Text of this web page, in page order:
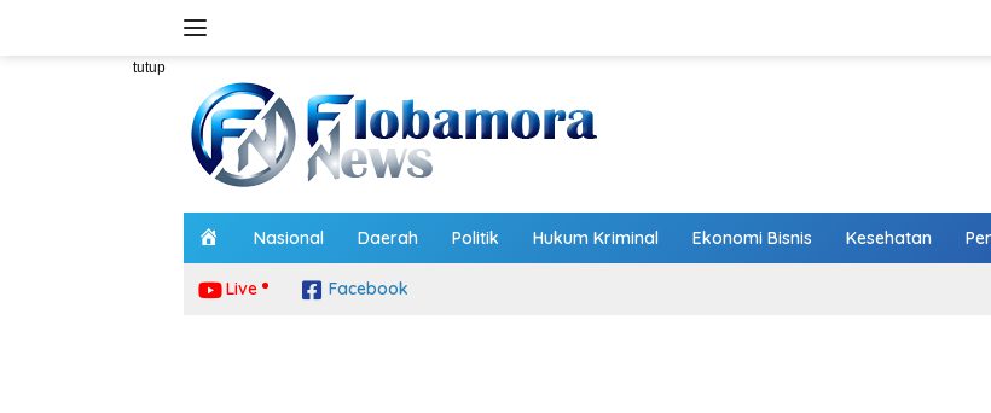
tutup
o
m
e
Nasional Daerah Politik Hukum Kriminal Ekonomi Bisnis Kesehatan
Live Facebook